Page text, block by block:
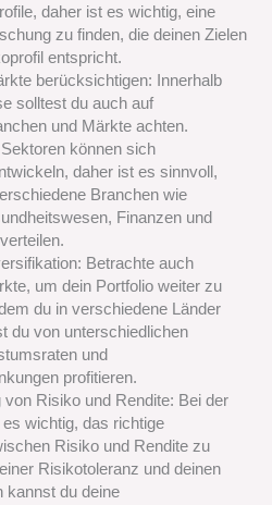
daher ist es wichtig, eine
zu finden, die deinen Zielen
entspricht.
berücksichtigen: Innerhalb
solltest du auch auf
und Märkte achten.
können sich
daher ist es sinnvoll,
Branchen wie
Finanzen und
Betrachte auch
um dein Portfolio weiter zu
du in verschiedene Länder
du von unterschiedlichen
und
profitieren.
von Risiko und Rendite: Bei der
wichtig, das richtige
Risiko und Rendite zu
Risikotoleranz und deinen
kannst du deine